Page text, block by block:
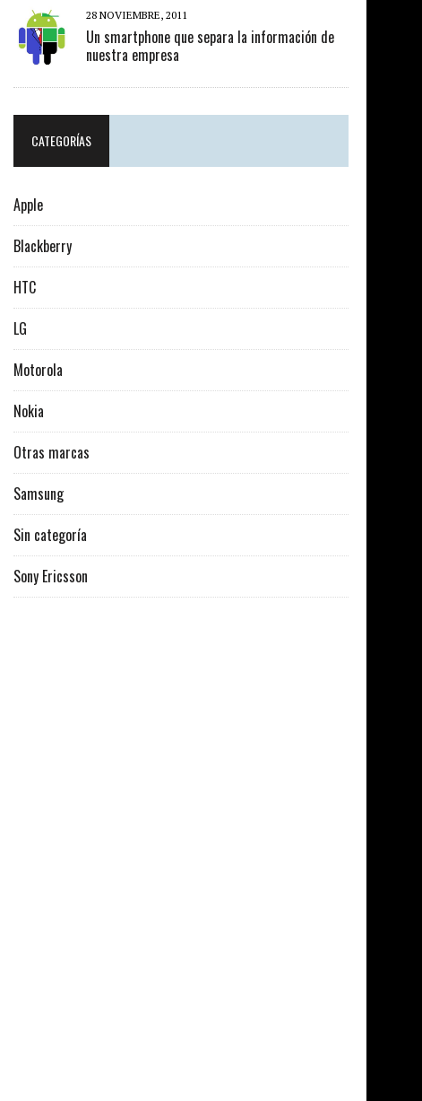
28 NOVIEMBRE, 2011
Un smartphone que separa la información de
nuestra empresa
CATEGORÍAS
Apple
Blackberry
HTC
LG
Motorola
Nokia
Otras marcas
Samsung
Sin categoría
Sony Ericsson